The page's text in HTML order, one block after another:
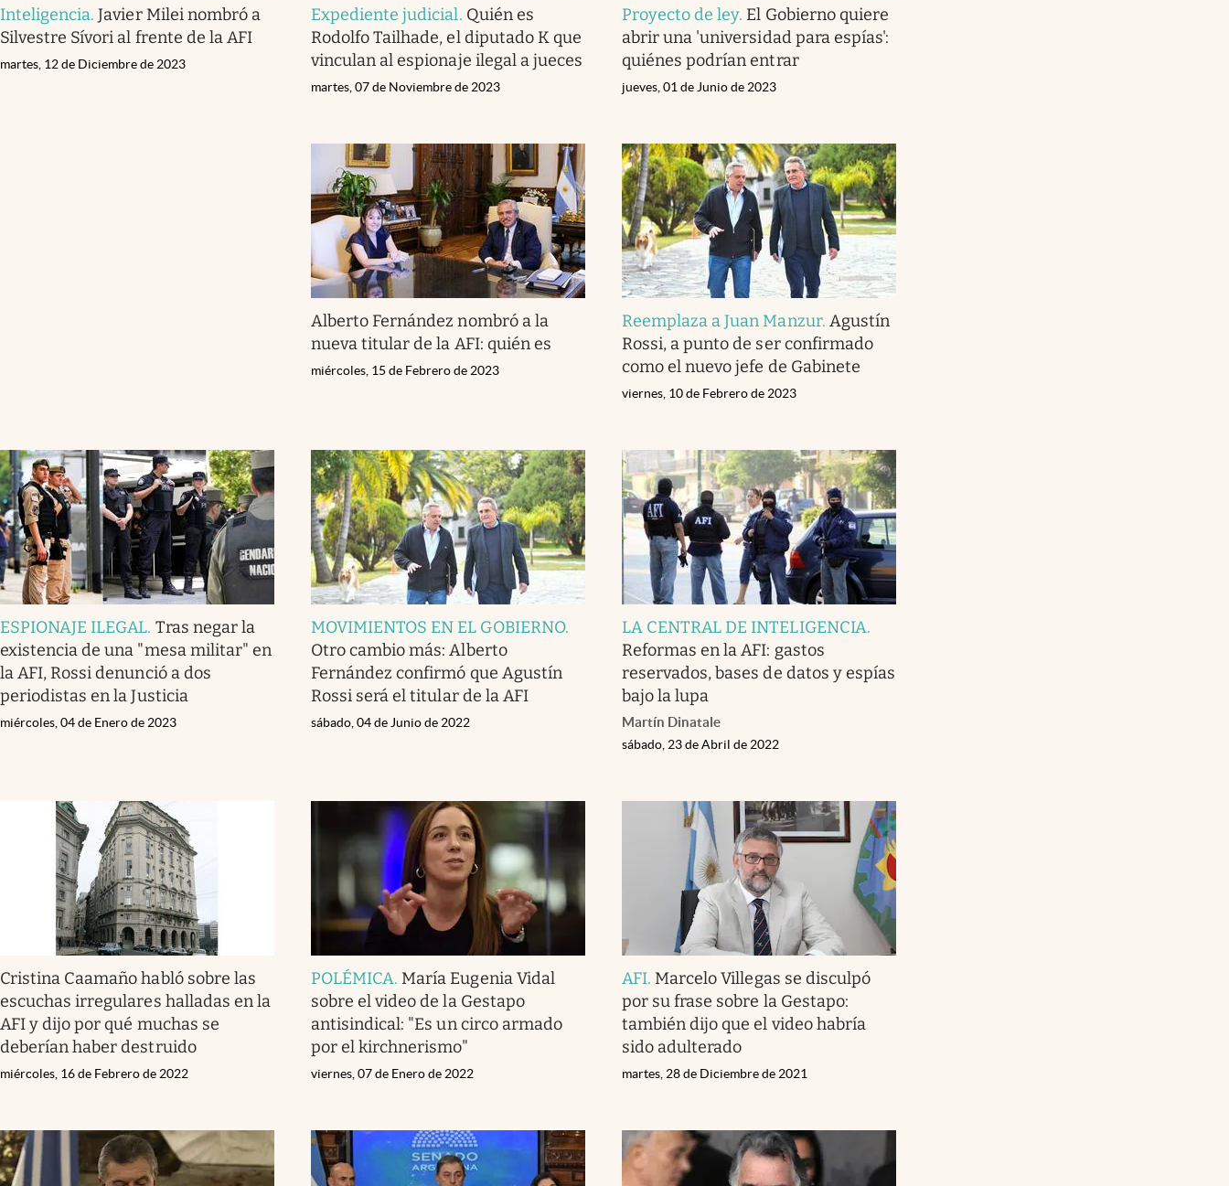
Inteligencia.Javier Milei nombró a
Silvestre Sívori al frente de la AFI
martes, 12 de Diciembre de 2023
Expediente judicial. Quién es
Rodolfo Tailhade, el diputado K que
vinculan al espionaje ilegal a jueces
martes, 07 de Noviembre de 2023
Proyecto de ley. El Gobierno quiere
abrir una 'universidad para espías':
quiénes podrían entrar
jueves, 01 de Junio de 2023
Alberto Fernández nombró a la
nueva titular de la AFI: quién es
miércoles, 15 de Febrero de 2023
Reemplaza a Juan Manzur. Agustín
Rossi, a punto de ser confirmado
como el nuevo jefe de Gabinete
viernes, 10 de Febrero de 2023
ESPIONAJE ILEGAL. Tras negar la
existencia de una "mesa militar" en
la AFI, Rossi denunció a dos
periodistas en la Justicia
miércoles, 04 de Enero de 2023
MOVIMIENTOS EN EL GOBIERNO.
Otro cambio más: Alberto
Fernández confirmó que Agustín
Rossi será el titular de la AFI
sábado, 04 de Junio de 2022
LA CENTRAL DE INTELIGENCIA.
Reformas en la AFI: gastos
reservados, bases de datos y espías
bajo la lupa
Martín Dinatale
sábado, 23 de Abril de 2022
Cristina Caamaño habló sobre las
escuchas irregulares halladas en la
AFI y dijo por qué muchas se
deberían haber destruido
miércoles, 16 de Febrero de 2022
POLÉMICA. María Eugenia Vidal
sobre el video de la Gestapo
antisindical: "Es un circo armado
por el kirchnerismo"
viernes, 07 de Enero de 2022
AFI. Marcelo Villegas se disculpó
por su frase sobre la Gestapo:
también dijo que el video habría
sido adulterado
martes, 28 de Diciembre de 2021